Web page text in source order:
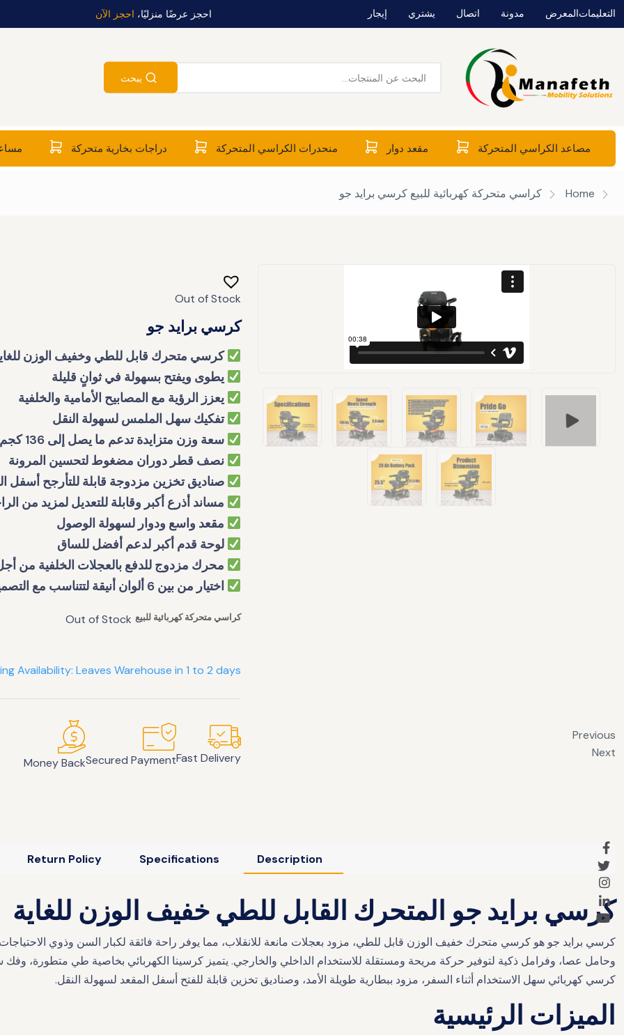
التعليماتالمعرض مدونة اتصال يشتري إيجار احجز عرضًا منزليًا، احجز الآن
يبحث
مصاعد الكراسي المتحركة مقعد دوار منحدرات الكراسي المتحركة دراجات بخارية متحركة
Home كراسي متحركة كهربائية للبيع كرسي برايد جو
Previous
Next
كرسي برايد جو
كرسي متحرك قابل للطي وخفيف الوزن
يطوى ويفتح بسهولة في ثوانٍ قليلة
يعزز الرؤية مع المصابيح الأمامية والخلفية
تفكيك سهل الملمس لسهولة النقل
سعة وزن متزايدة تدعم ما يصل إلى 136 كجم
نصف قطر دوران مضغوط لتحسين المرونة
صناديق تخزين مزدوجة قابلة للتأرجح أسفل
مساند أذرع أكبر وقابلة للتعديل لمزيد من
مقعد واسع ودوار لسهولة الوصول
لوحة قدم أكبر لدعم أفضل للساق
محرك مزدوج للدفع بالعجلات الخلفية من
اختيار من بين 6 ألوان أنيقة لتتناسب مع التصميم الداخلي
كراسي متحركة كهربائية للبيع Out of Stock
Out of Stock
Availability: Leaves Warehouse in 1 to 2 days
Fast Delivery
Secured Payment
Money Back
Description
Specifications
Return Policy
كرسي برايد جو المتحرك القابل للطي خفيف الوزن للغاية
كرسي برايد جو هو كرسي متحرك خفيف الوزن قابل للطي، مزود بعجلات مانعة للانقلاب، مما يوفر راحة فائقة لكبار السن وذوي
وحامل عصا، وفرامل ذكية لتوفير حركة مريحة ومستقلة للاستخدام الداخلي والخارجي. يتميز كرسينا الكهربائي بخاصية طي متطورة، وفك
كرسي كهربائي سهل الاستخدام أثناء السفر، مزود ببطارية طويلة الأمد، وصناديق تخزين قابلة للفتح أسفل المقعد لسهولة النقل.
الميزات الرئيسية